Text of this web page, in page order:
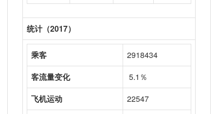
统计（2017）
乘客
2918434
客流量变化
5.1％
飞机运动
22547